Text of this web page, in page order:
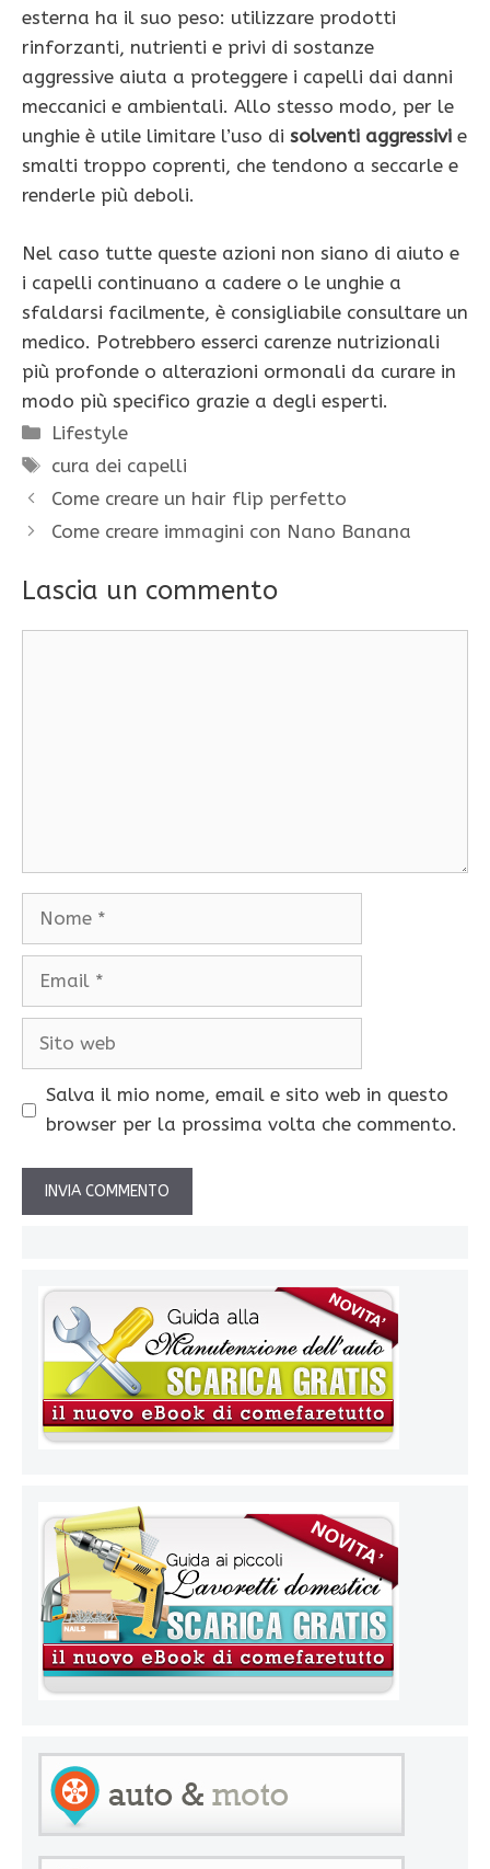
esterna ha il suo peso: utilizzare prodotti
rinforzanti, nutrienti e privi di sostanze
aggressive aiuta a proteggere i capelli dai danni
meccanici e ambientali. Allo stesso modo, per le
unghie è utile limitare l’uso di solventi aggressivi e
smalti troppo coprenti, che tendono a seccarle e
renderle più deboli.
Nel caso tutte queste azioni non siano di aiuto e
i capelli continuano a cadere o le unghie a
sfaldarsi facilmente, è consigliabile consultare un
medico. Potrebbero esserci carenze nutrizionali
più profonde o alterazioni ormonali da curare in
modo più specifico grazie a degli esperti.
Categorie
Lifestyle
Tag
cura dei capelli
Come creare un hair flip perfetto
Come creare immagini con Nano Banana
Lascia un commento
Nome
Email
Sito
Salva il mio nome, email e sito web in questo
browser per la prossima volta che commento.